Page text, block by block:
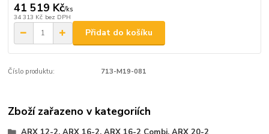
41 519 Kč/ks
34 313 Kč bez DPH
Přidat do košíku
Číslo produktu: 713-M19-081
Zboží zařazeno v kategoriích